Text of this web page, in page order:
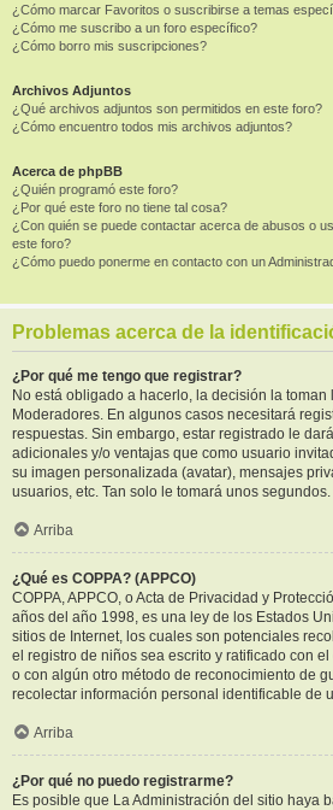
¿Cómo marcar Favoritos o suscribirse a temas
¿Cómo me suscribo a un foro específico?
¿Cómo borro mis suscripciones?
Archivos Adjuntos
¿Qué archivos adjuntos son permitidos en este foro?
¿Cómo encuentro todos mis archivos adjuntos?
Acerca de phpBB
¿Quién programó este foro?
¿Por qué este foro no tiene tal cosa?
¿Con quién se puede contactar acerca de abusos o
este foro?
¿Cómo puedo ponerme en contacto con un
Problemas acerca de la
¿Por qué me tengo que registrar?
No está obligado a hacerlo, la decisión la toman
Moderadores. En algunos casos necesitará
respuestas. Sin embargo, estar registrado le
adicionales y/o ventajas que como usuario
su imagen personalizada (avatar), mensajes
usuarios, etc. Tan solo le tomará unos
Arriba
¿Qué es COPPA? (APPCO)
COPPA, APPCO, o Acta de Privacidad y
años del año 1998, es una ley de los Estados
sitios de Internet, los cuales son potenciales
el registro de niños sea escrito y ratificado con
o con algún otro método de reconocimiento de
recolectar información personal identificable de
Arriba
¿Por qué no puedo registrarme?
Es posible que La Administración del sitio haya